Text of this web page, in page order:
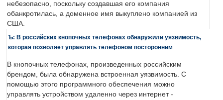
небезопасно, поскольку создавшая его компания
обанкротилась, а доменное имя выкуплено компанией из
США.
Ъ: В российских кнопочных телефонах обнаружили уязвимость,
которая позволяет управлять телефоном посторонним
В кнопочных телефонах, произведенных российским
брендом, была обнаружена встроенная уязвимость. С
помощью этого программного обеспечения можно
управлять устройством удаленно через интернет -